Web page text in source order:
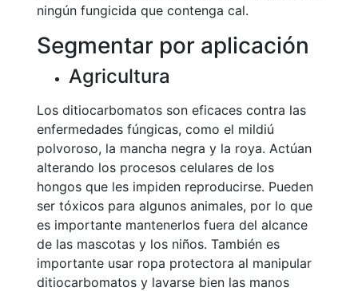
ningún fungicida que contenga cal.
Segmentar por aplicación
Agricultura
Los ditiocarbomatos son eficaces contra las
enfermedades fúngicas, como el mildiú
polvoroso, la mancha negra y la roya. Actúan
alterando los procesos celulares de los
hongos que les impiden reproducirse. Pueden
ser tóxicos para algunos animales, por lo que
es importante mantenerlos fuera del alcance
de las mascotas y los niños. También es
importante usar ropa protectora al manipular
ditiocarbomatos y lavarse bien las manos